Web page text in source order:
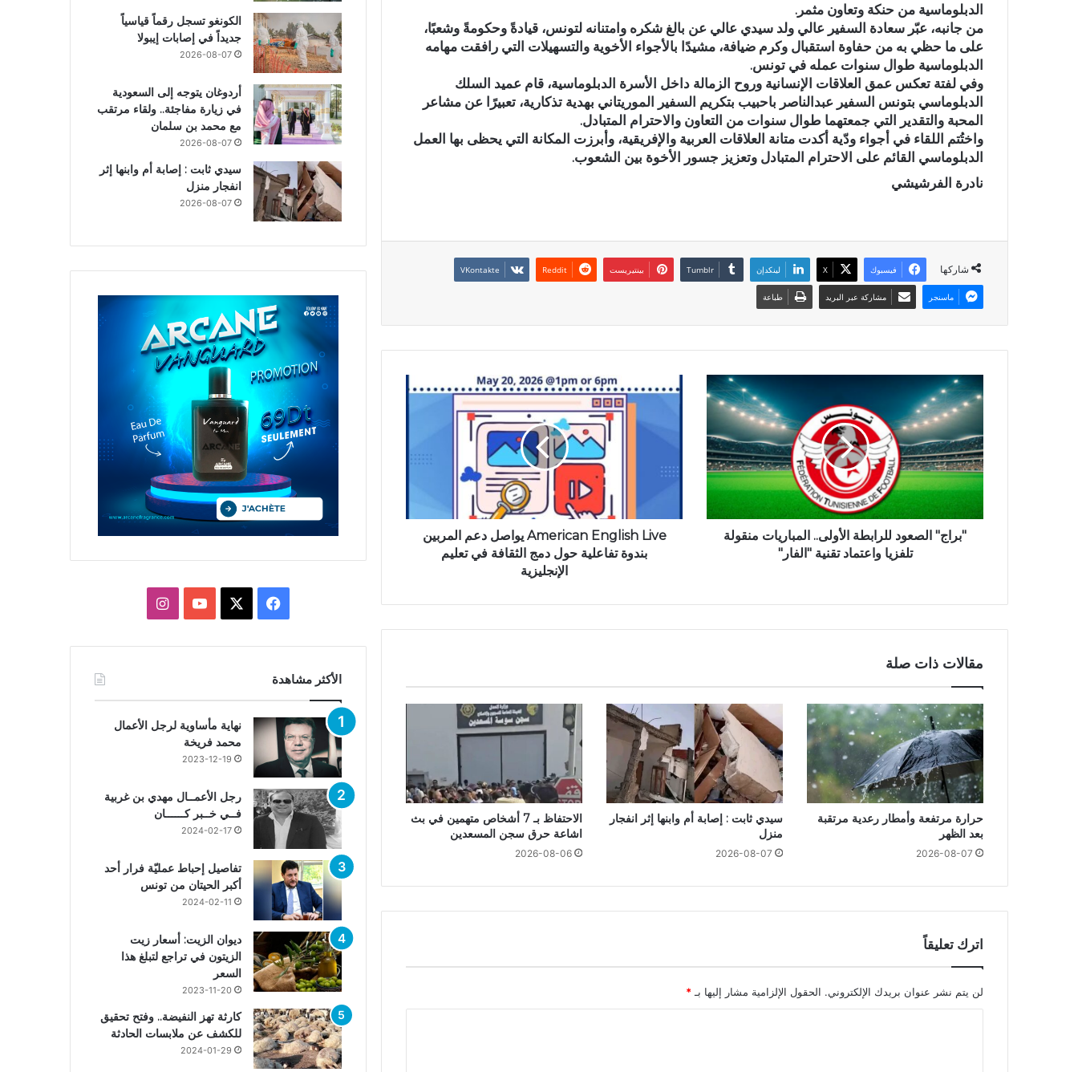
الدبلوماسية من حنكة وتعاون مثمر.
من جانبه، عبّر سعادة السفير عالي ولد سيدي عالي عن بالغ شكره وامتنانه لتونس، قيادةً وحكومةً وشعبًا،
على ما حظي به من حفاوة استقبال وكرم ضيافة، مشيدًا بالأجواء الأخوية والتسهيلات التي رافقت مهامه
الدبلوماسية طوال سنوات عمله في تونس.
وفي لفتة تعكس عمق العلاقات الإنسانية وروح الزمالة داخل الأسرة الدبلوماسية، قام عميد السلك
الدبلوماسي بتونس السفير عبدالناصر باحبيب بتكريم السفير الموريتاني بهدية تذكارية، تعبيرًا عن مشاعر
المحبة والتقدير التي جمعتهما طوال سنوات من التعاون والاحترام المتبادل.
واختُتم اللقاء في أجواء ودّية أكدت متانة العلاقات العربية والإفريقية، وأبرزت المكانة التي يحظى بها العمل
الدبلوماسي القائم على الاحترام المتبادل وتعزيز جسور الأخوة بين الشعوب.
نادرة الفرشيشي
شاركها فيسبوك X لينكدإن بينتيريست
ماسنجر مشاركة عبر البريد طباعة
"براج" الصعود للرابطة الأولى.. المباريات منقولة
تلفزيا واعتماد تقنية "الفار"
American English Live يواصل دعم المربين
بندوة تفاعلية حول دمج الثقافة في تعليم
الإنجليزية
مقالات ذات صلة
حرارة مرتفعة وأمطار رعدية مرتقبة
بعد الظهر
2026-08-07
سيدي ثابت : إصابة أم وابنها إثر انفجار
منزل
2026-08-07
الاحتفاظ بـ 7 أشخاص متهمين في بث
اشاعة حرق سجن المسعدين
2026-08-06
اترك تعليقاً
لن يتم نشر عنوان بريدك الإلكتروني. الحقول الإلزامية مشار إليها بـ *
الكونغو تسجل رقماً قياسياً
جديداً في إصابات إيبولا
2026-08-07
أردوغان يتوجه إلى السعودية
في زيارة مفاجئة.. ولقاء مرتقب
مع محمد بن سلمان
2026-08-07
سيدي ثابت : إصابة أم وابنها إثر
انفجار منزل
2026-08-07
فيسبوك يوتيوبانستقرام
الأكثر مشاهدة
نهاية مأساوية لرجل الأعمال
محمد فريخة
2023-12-19
رجل الأعمــال مهدي بن غربية
فــي خــبر كــــــان
2024-02-17
تفاصيل إحباط عمليّة فرار أحد
أكبر الحيتان من تونس
2024-02-11
ديوان الزيت: أسعار زيت
الزيتون في تراجع لتبلغ هذا
السعر
2023-11-20
كارثة تهز النفيضة.. وفتح تحقيق
للكشف عن ملابسات الحادثة
2024-01-29